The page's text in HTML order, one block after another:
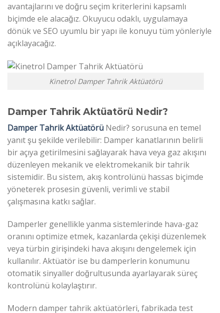
avantajlarını ve doğru seçim kriterlerini kapsamlı
biçimde ele alacağız. Okuyucu odaklı, uygulamaya
dönük ve SEO uyumlu bir yapı ile konuyu tüm yönleriyle
açıklayacağız.
Kinetrol Damper Tahrik Aktüatörü
Damper Tahrik Aktüatörü Nedir?
Damper Tahrik Aktüatörü Nedir? sorusuna en temel
yanıt şu şekilde verilebilir: Damper kanatlarının belirli
bir açıya getirilmesini sağlayarak hava veya gaz akışını
düzenleyen mekanik ve elektromekanik bir tahrik
sistemidir. Bu sistem, akış kontrolünü hassas biçimde
yöneterek prosesin güvenli, verimli ve stabil
çalışmasına katkı sağlar.
Damperler genellikle yanma sistemlerinde hava-gaz
oranını optimize etmek, kazanlarda çekişi düzenlemek
veya türbin girişindeki hava akışını dengelemek için
kullanılır. Aktüatör ise bu damperlerin konumunu
otomatik sinyaller doğrultusunda ayarlayarak süreç
kontrolünü kolaylaştırır.
Modern damper tahrik aktüatörleri, fabrikada test